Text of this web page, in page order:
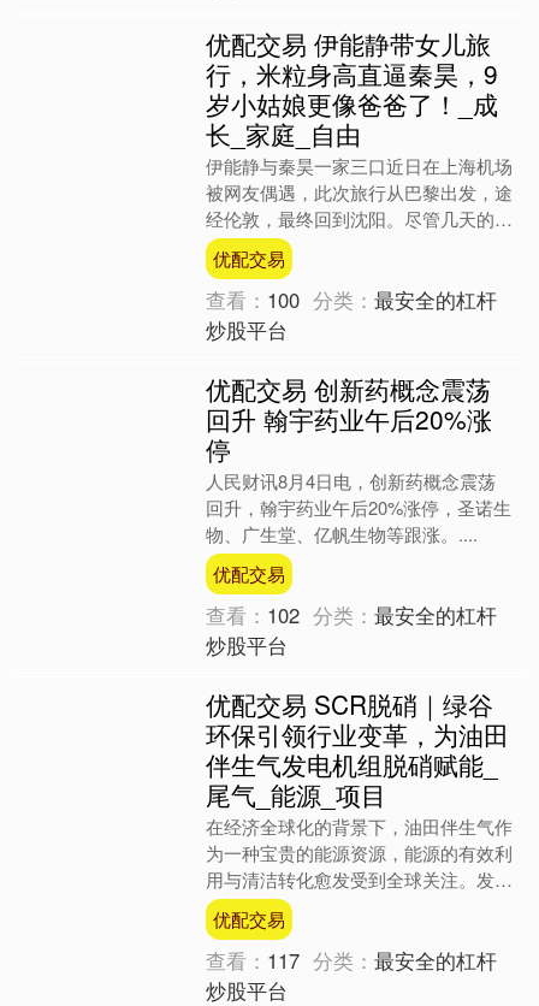
优配交易 伊能静带女儿旅
行，米粒身高直逼秦昊，9
岁小姑娘更像爸爸了！_成
长_家庭_自由
伊能静与秦昊一家三口近日在上海机场
被网友偶遇，此次旅行从巴黎出发，途
经伦敦，最终回到沈阳。尽管几天的假
期并不算长，对于这个繁忙的家庭来
说，这却是一次极为珍贵的亲....
优配交易
查看： 100 分类：最安全的杠杆
炒股平台
优配交易 创新药概念震荡
回升 翰宇药业午后20%涨
停
人民财讯8月4日电，创新药概念震荡
回升，翰宇药业午后20%涨停，圣诺生
物、广生堂、亿帆生物等跟涨。....
优配交易
查看： 102 分类：最安全的杠杆
炒股平台
优配交易 SCR脱硝｜绿谷
环保引领行业变革，为油田
伴生气发电机组脱硝赋能_
尾气_能源_项目
在经济全球化的背景下，油田伴生气作
为一种宝贵的能源资源，能源的有效利
用与清洁转化愈发受到全球关注。发电
机组作为伴生气资源化利用的重要途
径，在运行的过程中，产生的....
优配交易
查看： 117 分类：最安全的杠杆
炒股平台